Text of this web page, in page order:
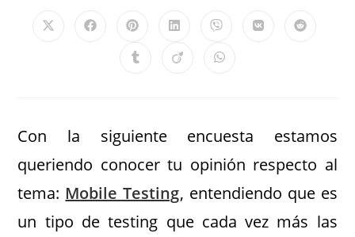
Con la siguiente encuesta estamos
queriendo conocer tu opinión respecto al
tema: Mobile Testing, entendiendo que es
un tipo de testing que cada vez más las